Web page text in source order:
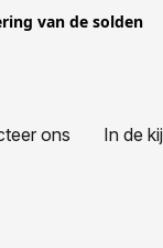
van de solden
ons In de